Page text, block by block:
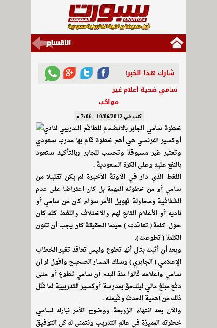
شارك هذا الخبر!
سامي ضحية أعلام غير
مواكب
كتب في 10/06/2012 - 7:06 م
خطوة سامي الجابر بالانضمام للطاقم التدريبي لنادي
أوكسير الفرنسي هي أهم خطوة قام بها مدرب سعودي
وتعتبر غير مسبوقة وتحسب للجابر وبالتأكيد ستعود
بالنفع عليه وعلى الكرة السعودية .
اللغط الذي دار في الآونة الأخيرة لم يكن تقليلا من
سامي أو من خطوته المهمة بل كان اعتراضا على عدم
الشفافية ومحاولة تهويل الأمر سواء كان من سامي أو
ناديه أو الأعلام التابع لهم والاختلاف واللغط كله كان
حول كلمة ( تعاقدت ) حينما الحقيقة كان يجب أن تكون
الكلمة ( تطوعت ).
وبعد أن أثبت بتال أنها تطوع وليس تعاقد تغير الخطاب
الإعلامي ( الجابري ) وسلك المسار الصحيح وأقول لو أن
سامي وأعلامه قالوا منذ البدء أن سامي تطوع أو حتى
دفع مبلغ مالي ليلتحق بمدرسة أوكسير التدريبية لما قلل
ذلك من أهمية الحدث وقيمته .
والآن بعد انتهاء الزوبعة ووضوح الأمر نبارك لسامي
خطوته المميزة في عالم التدريب ونتمنى له كل التوفيق